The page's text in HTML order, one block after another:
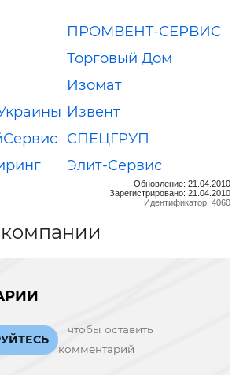
ПРОМВЕНТ-СЕРВИС
Торговый Дом
Изомат
Извент
СПЕЦГРУП
Элит-Сервис
Обновление: 21.04.2010
Зарегистрировано: 21.04.2010
Идентификатор: 4060
чтобы оставить
комментарий